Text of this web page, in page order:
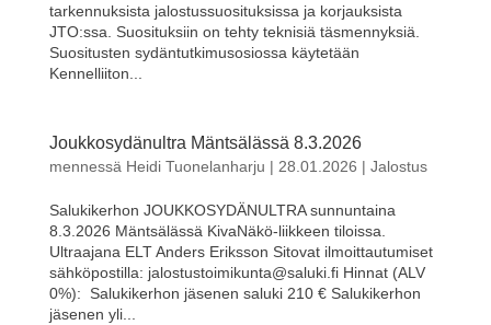
tarkennuksista jalostussuosituksissa ja korjauksista
JTO:ssa. Suosituksiin on tehty teknisiä täsmennyksiä.
Suositusten sydäntutkimusosiossa käytetään
Kennelliiton...
Joukkosydänultra Mäntsälässä 8.3.2026
mennessä Heidi Tuonelanharju | 28.01.2026 | Jalostus
Salukikerhon JOUKKOSYDÄNULTRA sunnuntaina
8.3.2026 Mäntsälässä KivaNäkö-liikkeen tiloissa.
Ultraajana ELT Anders Eriksson Sitovat ilmoittautumiset
sähköpostilla: jalostustoimikunta@saluki.fi Hinnat (ALV
0%): Salukikerhon jäsenen saluki 210 € Salukikerhon
jäsenen yli...